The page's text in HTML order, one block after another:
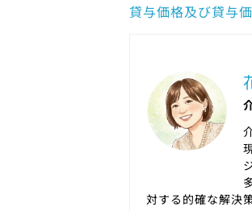
貸与価格及び貸与
対する的確な解決